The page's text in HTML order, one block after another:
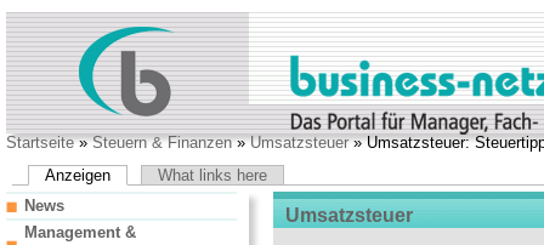
Startseite»Steuern & Finanzen»Umsatzsteuer» Umsatzsteuer:
Anzeigen
What links here
Umsatzsteuer
News
Management &